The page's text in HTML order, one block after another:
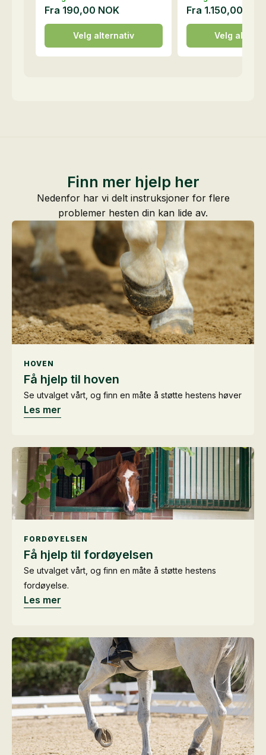
Fra 190,00 NOK
Velg alternativ
Dette
produktet
har
Fra 1.150,00
Velg
Dette
produktet
har
Finn mer hjelp her
Nedenfor har vi delt instruksjoner for flere
problemer hesten din kan lide av.
HOVEN
Få hjelp til hoven
Se utvalget vårt, og finn en måte å støtte hestens høver
Les mer
FORDØYELSEN
Få hjelp til fordøyelsen
Se utvalget vårt, og finn en måte å støtte hestens
fordøyelse.
Les mer